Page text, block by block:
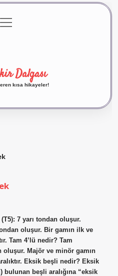
menüyü
aç
Dalgası
kısa hikayeler!
7 yarı tondan oluşur.
oluşur. Bir gamın ilk ve
Tam 4’lü nedir? Tam
oluşur. Majör ve minör gamın
Eksik beşli nedir? Eksik
bulunan beşli aralığına “eksik